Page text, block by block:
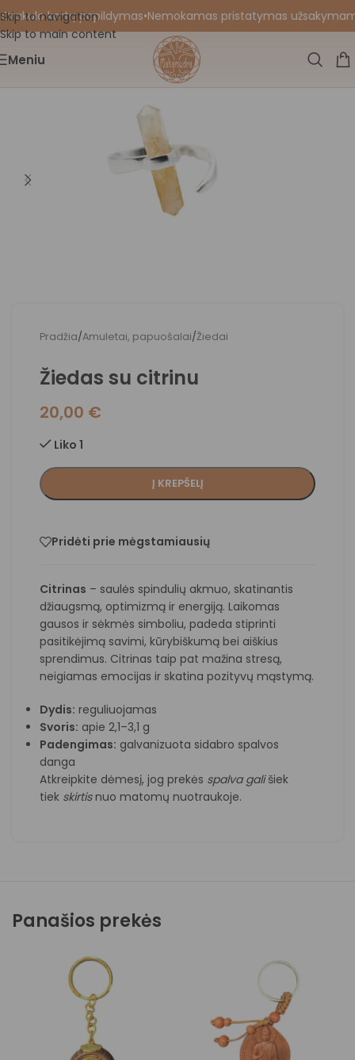
Skip to navigation
Skip to main content
kortų papildymas•Nemokamas pristatymas
Meniu
Pradžia/Amuletai, papuošalai/Žiedai
Žiedas su citrinu
20,00 €
Liko 1
Į KREPŠELĮ
Pridėti prie mėgstamiausių
Citrinas – saulės spindulių akmuo, skatinantis
džiaugsmą, optimizmą ir energiją. Laikomas
gausos ir sėkmės simboliu, padeda stiprinti
pasitikėjimą savimi, kūrybiškumą bei aiškius
sprendimus. Citrinas taip pat mažina stresą,
neigiamas emocijas ir skatina pozityvų mąstymą.
Dydis: reguliuojamas
Svoris: apie 2,1–3,1 g
Padengimas: galvanizuota sidabro spalvos
danga
Atkreipkite dėmesį, jog prekės spalva gališiek
tiek skirtisnuo matomų nuotraukoje.
Panašios prekės